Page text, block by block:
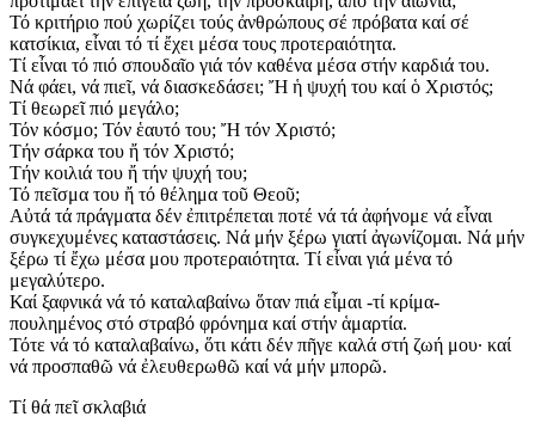
Τό κριτήριο πού χωρίζει τούς ἀνθρώπους σέ πρόβατα καί σέ
κατσίκια, εἶναι τό τί ἔχει μέσα τους προτεραιότητα.
Τί εἶναι τό πιό σπουδαῖο γιά τόν καθένα μέσα στήν καρδιά του.
Νά φάει, νά πιεῖ, νά διασκεδάσει; Ἤ ἡ ψυχή του καί ὁ Χριστός;
Τί θεωρεῖ πιό μεγάλο;
Τόν κόσμο; Τόν ἑαυτό του; Ἤ τόν Χριστό;
Τήν σάρκα του ἤ τόν Χριστό;
Τήν κοιλιά του ἤ τήν ψυχή του;
Τό πεῖσμα του ἤ τό θέλημα τοῦ Θεοῦ;
Αὐτά τά πράγματα δέν ἐπιτρέπεται ποτέ νά τά ἀφήνομε νά εἶναι
συγκεχυμένες καταστάσεις. Νά μήν ξέρω γιατί ἀγωνίζομαι. Νά μήν
ξέρω τί ἔχω μέσα μου προτεραιότητα. Τί εἶναι γιά μένα τό
μεγαλύτερο.
Καί ξαφνικά νά τό καταλαβαίνω ὅταν πιά εἶμαι -τί κρίμα-
πουλημένος στό στραβό φρόνημα καί στήν ἁμαρτία.
Τότε νά τό καταλαβαίνω, ὅτι κάτι δέν πῆγε καλά στή ζωή μου· καί
νά προσπαθῶ νά ἐλευθερωθῶ καί νά μήν μπορῶ.
Τί θά πεῖ σκλαβιά